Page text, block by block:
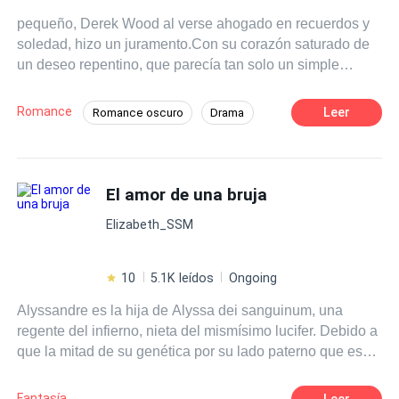
pequeño, Derek Wood al verse ahogado en recuerdos y
soledad, hizo un juramento.Con su corazón saturado de
un deseo repentino, que parecía tan solo un simple
Blake sería suya.Con transcurso los años, al crecer,
aquel niño castaño transformado en todo un hombre
sus pensamientos, intentaría plir a toda costa aquel viejo
juramento, cayendo en el profundo hueco la necesidad
obsesiva y enloqueciendo completamente por ella y por
angustias, sufrimientos, muertes y traumas. ¿Hasta que
punto se puede extremar la locura de una obsesionado?
Romance Romance oscuro Drama
Diferencia de Edad Acosador
Leer
El amor de una bruja
Elizabeth_SSM
10 5.1K leídos Ongoing
Alyssandre es la hija de Alyssa dei sanguinum, una
regente del infierno, nieta del mismísimo lucifer. Debido a
que la mitad de su genética por su lado paterno que es
mitad demonios, Posee tres títulos demoníacos, un trono